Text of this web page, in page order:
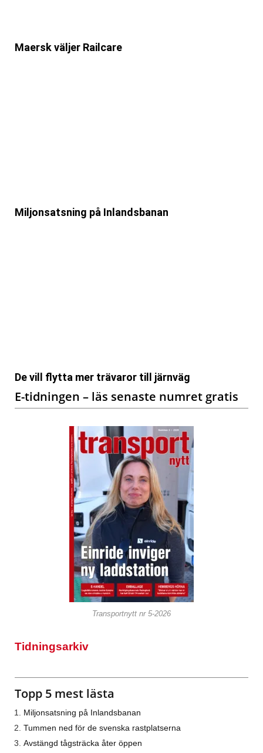
Maersk väljer Railcare
Miljonsatsning på Inlandsbanan
De vill flytta mer trävaror till järnväg
E-tidningen – läs senaste numret gratis
Transportnytt nr 5-2026
Tidningsarkiv
Topp 5 mest lästa
Miljonsatsning på Inlandsbanan
Tummen ned för de svenska rastplatserna
Avstängd tågsträcka åter öppen